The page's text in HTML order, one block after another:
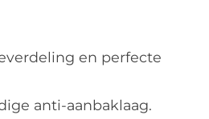
en perfecte
anti-aanbaklaag.